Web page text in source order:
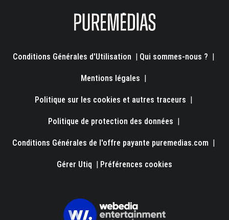
Conditions Générales d'Utilisation | Qui sommes-nous ? |
Mentions légales |
Politique sur les cookies et autres traceurs |
Politique de protection des données |
Conditions Générales de l'offre payante puremedias.com |
Gérer Utiq | Préférences cookies